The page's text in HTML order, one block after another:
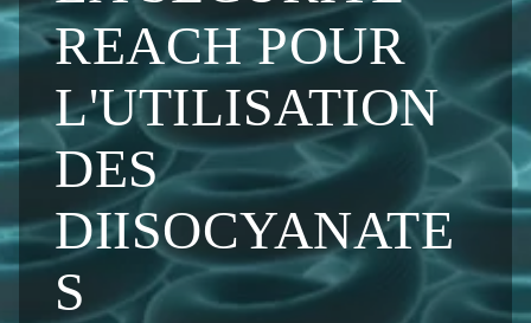
REACH POUR
L'UTILISATION
DES
DIISOCYANATE
S